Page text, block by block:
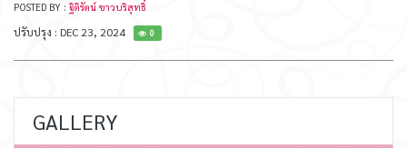
POSTED BY : ฐิติรัตน์ ขาวบริสุทธิ์
ปรับปรุง : DEC 23, 2024 0
GALLERY